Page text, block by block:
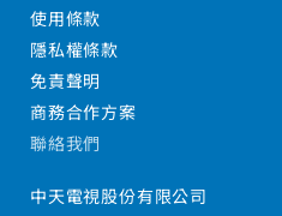
使用條款
隱私權條款
免責聲明
商務合作方案
聯絡我們
中天電視股份有限公司